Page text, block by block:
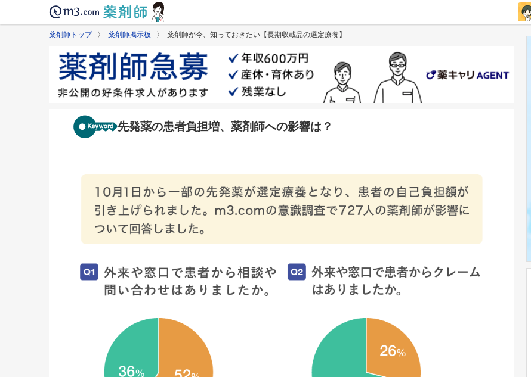
薬剤師トップ〉 薬剤師掲示板 〉 薬剤師が今、知っておきたい【長期収載品の選定療養】
先発薬の患者負担増、薬剤師への影響は？